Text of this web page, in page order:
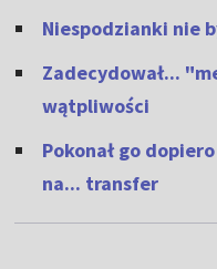
Niespodzianki nie
Zadecydował...
wątpliwości
Pokonał go
na... transfer